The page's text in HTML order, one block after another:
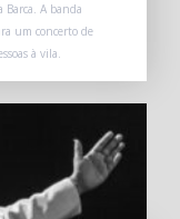
A banda
um concerto de
à vila.